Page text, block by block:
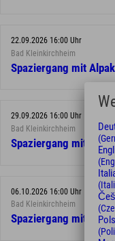
22.09.2026 16:00 Uhr
Bad Kleinkirchheim
Spaziergang mit
29.09.2026 16:00 Uhr
Bad Kleinkirchheim
Spaziergang mit
06.10.2026 16:00 Uhr
Bad Kleinkirchheim
Spaziergang mit